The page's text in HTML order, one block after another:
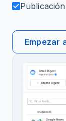
Empezar